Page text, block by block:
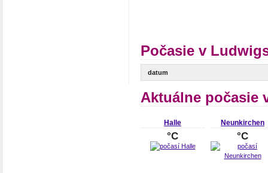
Počasie v
datum
Aktuálne počasie
Halle
°C
Neunkirchen
°C